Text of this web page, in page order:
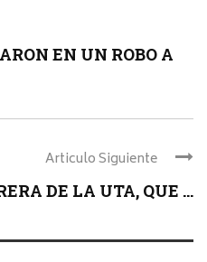
EN UN ROBO A
Articulo Siguiente
DE LA UTA, QUE ...